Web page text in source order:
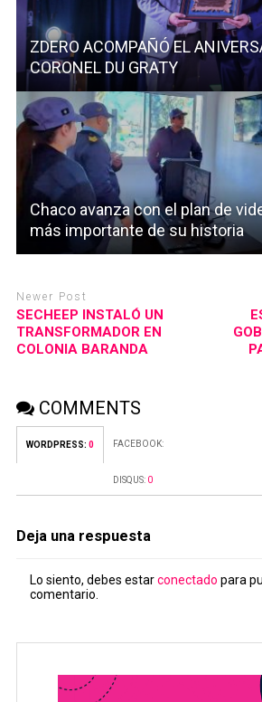
ZDERO ACOMPAÑÓ EL
CORONEL DU GRATY
Chaco avanza con el plan de
más importante de su historia
Newer Post
SECHEEP INSTALÓ UN
TRANSFORMADOR EN
COLONIA BARANDA
COMMENTS
WORDPRESS: 0 FACEBOOK:
DISQUS: 0
Deja una respuesta
Lo siento, debes estarconectado para
comentario.